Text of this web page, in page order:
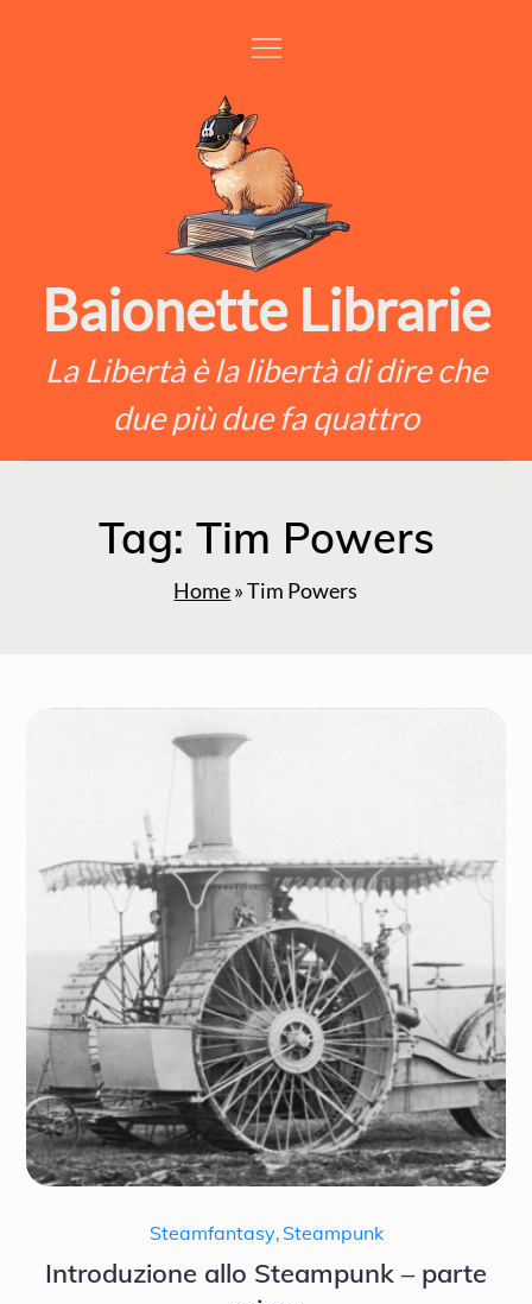
Baionette Librarie
La Libertà è la libertà di dire che
due più due fa quattro
Tag: Tim Powers
Home»Tim Powers
Steamfantasy, Steampunk
Introduzione allo Steampunk – parte